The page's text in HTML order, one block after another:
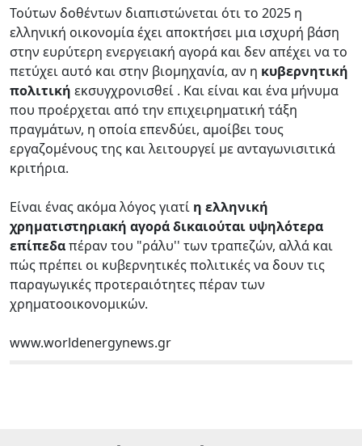
Τούτων δοθέντων διαπιστώνεται ότι το 2025 η
ελληνική οικονομία έχει αποκτήσει μια ισχυρή βάση
στην ευρύτερη ενεργειακή αγορά και δεν απέχει να το
πετύχει αυτό και στην βιομηχανία, αν η κυβερνητική
πολιτική εκσυγχρονισθεί . Και είναι και ένα μήνυμα
που προέρχεται από την επιχειρηματική τάξη
πραγμάτων, η οποία επενδύει, αμοίβει τους
εργαζομένους της και λειτουργεί με ανταγωνισιτικά
κριτήρια.
Είναι ένας ακόμα λόγος γιατί η ελληνική
χρηματιστηριακή αγορά δικαιούται υψηλότερα
επίπεδαπέραν του "ράλυ'' των τραπεζών, αλλά και
πώς πρέπει οι κυβερνητικές πολιτικές να δουν τις
παραγωγικές προτεραιότητες πέραν των
χρηματοοικονομικών.
www.worldenergynews.gr